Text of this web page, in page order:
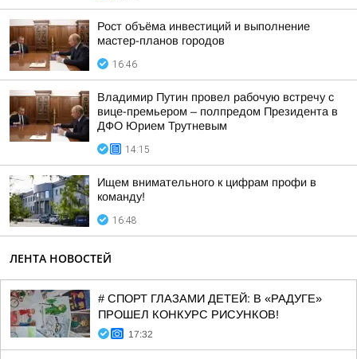
Рост объёма инвестиций и выполнение
мастер-планов городов
16:46
Владимир Путин провел рабочую встречу с
вице-премьером – полпредом Президента в
ДФО Юрием Трутневым
14:15
Ищем внимательного к цифрам профи в
команду!
16:48
ЛЕНТА НОВОСТЕЙ
# СПОРТ ГЛАЗАМИ ДЕТЕЙ: В «РАДУГЕ»
ПРОШЕЛ КОНКУРС РИСУНКОВ!
17:32